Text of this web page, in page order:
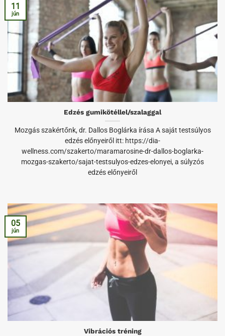
Edzés gumikötéllel/szalaggal
Mozgás szakértőnk, dr. Dallos Boglárka írása A saját testsúlyos
edzés előnyeiről itt: https://dia-
wellness.com/szakerto/maramarosine-dr-dallos-boglarka-
mozgas-szakerto/sajat-testsulyos-edzes-elonyei, a súlyzós
edzés előnyeiről
11
jún
Vibrációs tréning
05
jún